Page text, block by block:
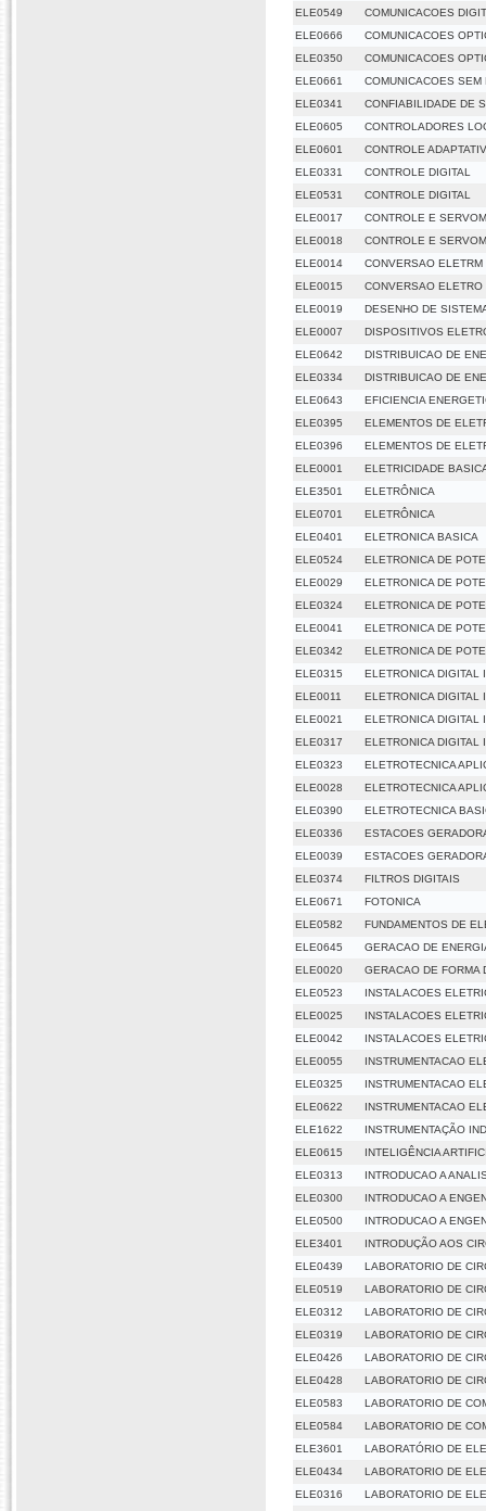
ELE0549
COMUNICACOES
ELE0666
COMUNICACOES
ELE0350
COMUNICACOES
ELE0661
COMUNICACOES SEM
ELE0341
CONFIABILIDADE DE
ELE0605
CONTROLADORES
ELE0601
CONTROLE
ELE0331
CONTROLE DIGITAL
ELE0531
CONTROLE DIGITAL
ELE0017
CONTROLE E
ELE0018
CONTROLE E
ELE0014
CONVERSAO ELETRM
ELE0015
CONVERSAO ELETRO
ELE0019
DESENHO DE
ELE0007
DISPOSITIVOS
ELE0642
DISTRIBUICAO DE
ELE0334
DISTRIBUICAO DE
ELE0643
EFICIENCIA
ELE0395
ELEMENTOS DE
ELE0396
ELEMENTOS DE
ELE0001
ELETRICIDADE
ELE3501
ELETRÔNICA
ELE0701
ELETRÔNICA
ELE0401
ELETRONICA BASICA
ELE0524
ELETRONICA DE
ELE0029
ELETRONICA DE
ELE0324
ELETRONICA DE
ELE0041
ELETRONICA DE
ELE0342
ELETRONICA DE
ELE0315
ELETRONICA DIGITAL I
ELE0011
ELETRONICA DIGITAL I
ELE0021
ELETRONICA DIGITAL
ELE0317
ELETRONICA DIGITAL
ELE0323
ELETROTECNICA
ELE0028
ELETROTECNICA
ELE0390
ELETROTECNICA
ELE0336
ESTACOES
ELE0039
ESTACOES
ELE0374
FILTROS DIGITAIS
ELE0671
FOTONICA
ELE0582
FUNDAMENTOS DE
ELE0645
GERACAO DE
ELE0020
GERACAO DE FORMA
ELE0523
INSTALACOES
ELE0025
INSTALACOES
ELE0042
INSTALACOES
ELE0055
INSTRUMENTACAO
ELE0325
INSTRUMENTACAO
ELE0622
INSTRUMENTACAO
ELE1622
INSTRUMENTAÇÃO
ELE0615
INTELIGÊNCIA
ELE0313
INTRODUCAO A
ELE0300
INTRODUCAO A
ELE0500
INTRODUCAO A
ELE3401
INTRODUÇÃO AOS
ELE0439
LABORATORIO DE
ELE0519
LABORATORIO DE
ELE0312
LABORATORIO DE
ELE0319
LABORATORIO DE
ELE0426
LABORATORIO DE
ELE0428
LABORATORIO DE
ELE0583
LABORATORIO DE
ELE0584
LABORATORIO DE
ELE3601
LABORATÓRIO DE
ELE0434
LABORATORIO DE
ELE0316
LABORATORIO DE